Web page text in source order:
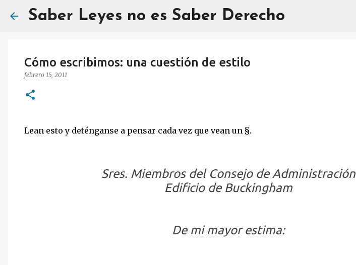
Saber Leyes no es Saber Derecho
Cómo escribimos: una cuestión de estilo
febrero 15, 2011
Lean esto y deténganse a pensar cada vez que vean un §.
Sres. Miembros del Consejo de Administración
Edificio de Buckingham
De mi mayor estima: